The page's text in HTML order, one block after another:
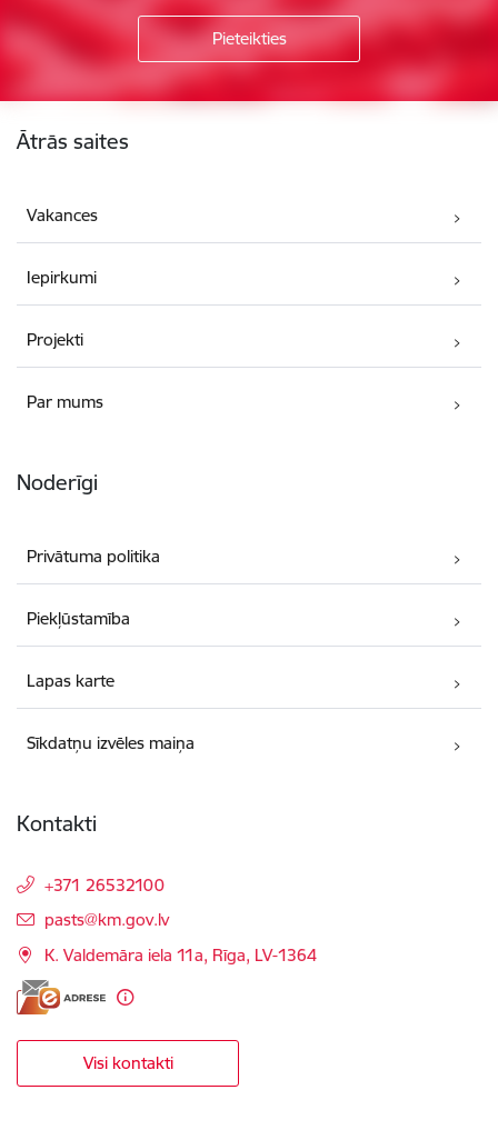
Ātrās saites
Vakances
Iepirkumi
Projekti
Par mums
Noderīgi
Privātuma politika
Piekļūstamība
Lapas karte
Sīkdatņu izvēles maiņa
Kontakti
+371 26532100
E-pasts:
pasts@km.gov.lv
K. Valdemāra iela 11a, Rīga, LV-1364
Visi kontakti